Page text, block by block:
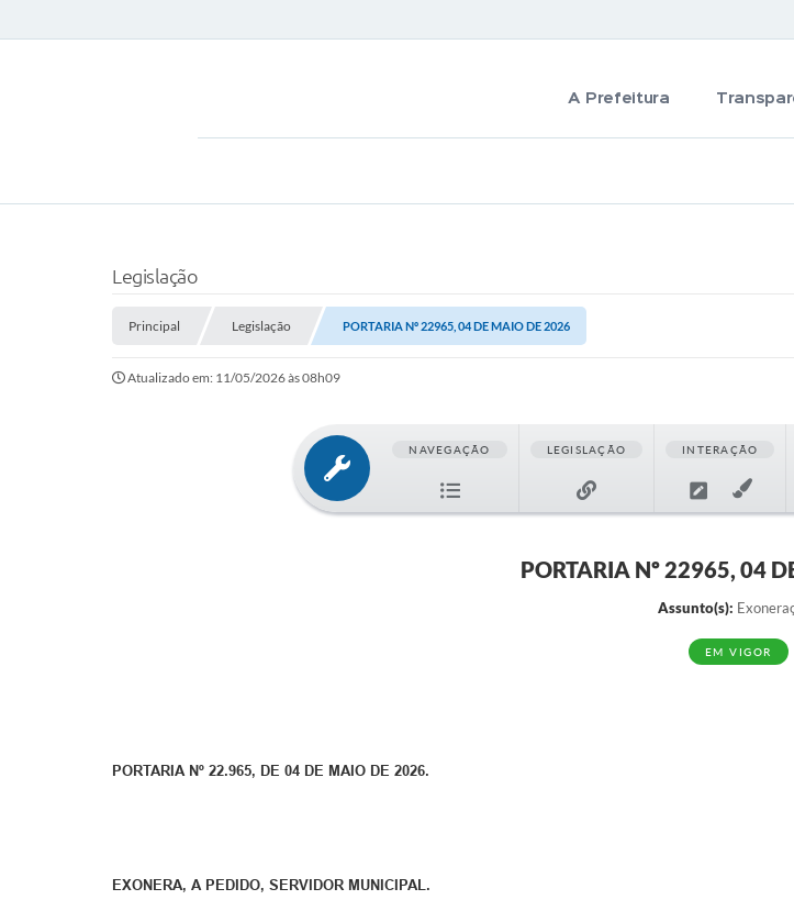
A Prefeitura
Legislação
Principal Legislação PORTARIA Nº 22965, 04 DE MAIO DE 2026
Atualizado em: 11/05/2026 às 08h09
NAVEGAÇÃO LEGISLAÇÃO INTERAÇÃO
PORTARIA Nº 22965, 04
Assunto(s):
EM VIGOR
PORTARIA Nº 22.965, DE 04 DE MAIO DE 2026.
EXONERA, A PEDIDO, SERVIDOR MUNICIPAL.